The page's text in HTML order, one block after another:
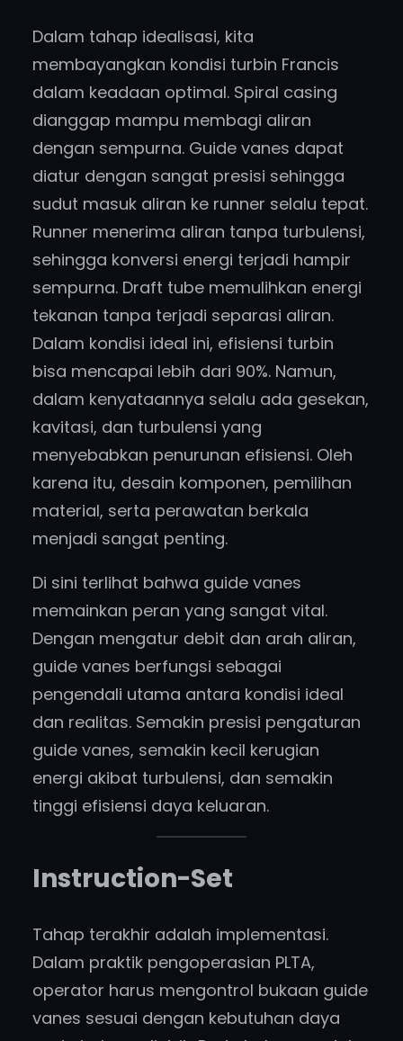
Dalam tahap idealisasi, kita
membayangkan kondisi turbin Francis
dalam keadaan optimal. Spiral casing
dianggap mampu membagi aliran
dengan sempurna. Guide vanes dapat
diatur dengan sangat presisi sehingga
sudut masuk aliran ke runner selalu tepat.
Runner menerima aliran tanpa turbulensi,
sehingga konversi energi terjadi hampir
sempurna. Draft tube memulihkan energi
tekanan tanpa terjadi separasi aliran.
Dalam kondisi ideal ini, efisiensi turbin
bisa mencapai lebih dari 90%. Namun,
dalam kenyataannya selalu ada gesekan,
kavitasi, dan turbulensi yang
menyebabkan penurunan efisiensi. Oleh
karena itu, desain komponen, pemilihan
material, serta perawatan berkala
menjadi sangat penting.
Di sini terlihat bahwa guide vanes
memainkan peran yang sangat vital.
Dengan mengatur debit dan arah aliran,
guide vanes berfungsi sebagai
pengendali utama antara kondisi ideal
dan realitas. Semakin presisi pengaturan
guide vanes, semakin kecil kerugian
energi akibat turbulensi, dan semakin
tinggi efisiensi daya keluaran.
Instruction-Set
Tahap terakhir adalah implementasi.
Dalam praktik pengoperasian PLTA,
operator harus mengontrol bukaan guide
vanes sesuai dengan kebutuhan daya